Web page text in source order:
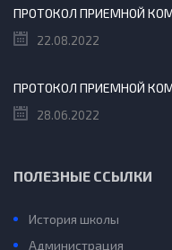
ПРОТОКОЛ ПРИЕМНОЙ
22.08.2022
ПРОТОКОЛ ПРИЕМНОЙ
28.06.2022
ПОЛЕЗНЫЕ ССЫЛКИ
История школы
Администрация